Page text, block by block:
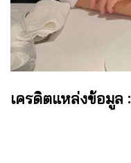
เครดิตแหล่งข้อมูล :